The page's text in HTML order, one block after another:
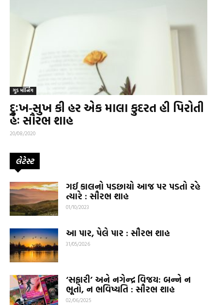
ગુડ મૉર્નિંગ
દુઃખ-સુખ કી હર એક માલા કુદરત હી પિરોતી
હૈઃ સૌરભ શાહ
20/08/2020
લેટેસ્ટ
ગઈ કાલનો પડછાયો આજ પર પડતો રહે
ત્યારે : સૌરભ શાહ
01/10/2023
આ પાર, પેલે પાર : સૌરભ શાહ
31/05/2026
‘સફારી’ અને નગેન્દ્ર વિજય: બન્ને ન
ભૂતો, ન ભવિષ્યતિ : સૌરભ શાહ
02/06/2025